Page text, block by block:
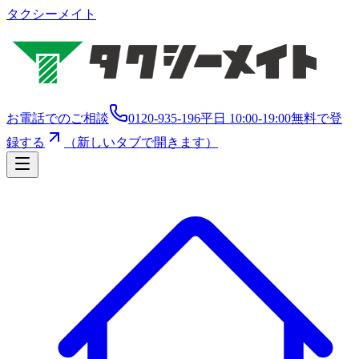
タクシーメイト
お電話でのご相談 0120-935-196平日 10:00-19:00無料で登
録する
（新しいタブで開きます）